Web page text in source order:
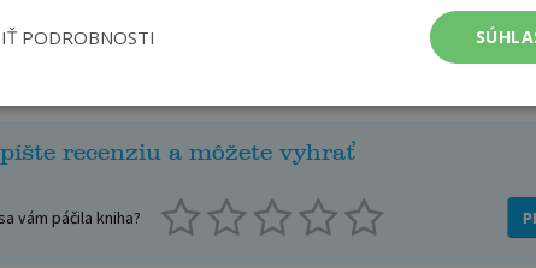
Recenzie čitateľov
recenziu a môžete vyhrať
vám páčila kniha?
PODROBNOSTI